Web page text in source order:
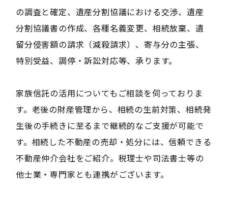
の調査と確定、遺産分割協議における交渉、遺産
分割協議書の作成、各種名義変更、相続放棄、遺
留分侵害額の請求（減殺請求）、寄与分の主張、
特別受益、調停・訴訟対応等、承ります。
家族信託の活用についてもご相談を伺っておりま
す。老後の財産管理から、相続の生前対策、相続発
生後の手続きに至るまで継続的なご支援が可能で
す。相続した不動産の売却・処分には、信頼できる
不動産仲介会社をご紹介。税理士や司法書士等の
他士業・専門家とも連携がございます。